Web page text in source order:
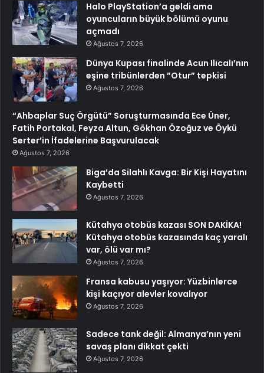
Halo PlayStation’a geldi ama
oyuncuların büyük bölümü oyunu
açmadı
Ağustos 7, 2026
Dünya Kupası finalinde Acun Ilıcalı’nın
eşine tribünlerden ”Otur” tepkisi
Ağustos 7, 2026
“Ahbaplar Suç Örgütü” Soruşturmasında Ece Üner,
Fatih Portakal, Feyza Altun, Gökhan Özoğuz ve Öykü
Serter’in İfadelerine Başvurulacak
Ağustos 7, 2026
Biga’da Silahlı Kavga: Bir Kişi Hayatını
Kaybetti
Ağustos 7, 2026
Kütahya otobüs kazası SON DAKİKA!
Kütahya otobüs kazasında kaç yaralı
var, ölü var mı?
Ağustos 7, 2026
Fransa kabusu yaşıyor: Yüzbinlerce
kişi kaçıyor alevler kovalıyor
Ağustos 7, 2026
Sadece tank değil: Almanya’nın yeni
savaş planı dikkat çekti
Ağustos 7, 2026